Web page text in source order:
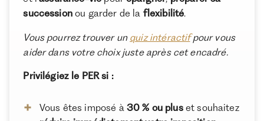
Ramify est l’alternative digitale à la banque privée.
Pour une clientèle exigeante, nous combinons
expertise patrimoniale, technologie et sélection
rigoureuse des meilleurs produits du marché, dans
successionou garder de la flexibilité.
Vous pourrez trouver un quiz intéractifpour vous
aider dans votre choix juste après cet encadré.
Privilégiez le PER si :
Vous êtes imposé à 30 % ou pluset souhaitez